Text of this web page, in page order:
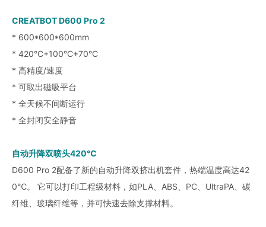
CREATBOT D600 Pro 2
* 600*600*600mm
* 420°C+100°C+70°C
* 高精度/速度
* 可取出磁吸平台
* 全天候不间断运行
* 全封闭安全静音
自动升降双喷头420℃
D600 Pro 2配备了新的自动升降双挤出机套件，热端温度高达42
0℃。 它可以打印工程级材料，如PLA、ABS、PC、UltraPA、碳
纤维、玻璃纤维等，并可快速去除支撑材料。